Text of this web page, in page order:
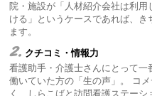
院・施設が「人材紹介会社は利
ける」というケースであれば、
ます。
2. クチコミ・情報力
看護助手・介護士さんにとって
働いていた方の「生の声」。 コ
く しらこばと訪問看護ステーシ